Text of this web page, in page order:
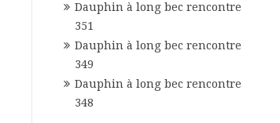
Dauphin à long bec rencontre
351
Dauphin à long bec rencontre
349
Dauphin à long bec rencontre
348